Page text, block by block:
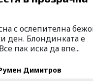
с ослепителна
ден. Блондинката е
пак иска да впе...
Димитров